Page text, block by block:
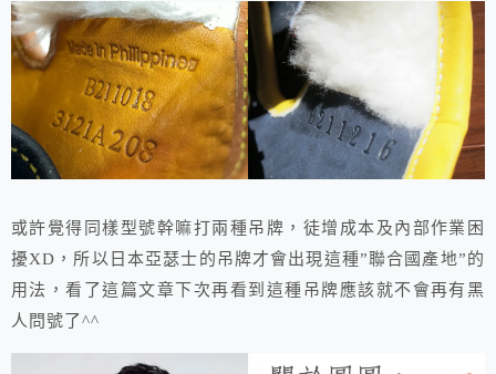
或許覺得同樣型號幹嘛打兩種吊牌，徒增成本及內部作業困
擾XD，所以日本亞瑟士的吊牌才會出現這種”聯合國產地”的
用法，看了這篇文章下次再看到這種吊牌應該就不會再有黑
人問號了^^